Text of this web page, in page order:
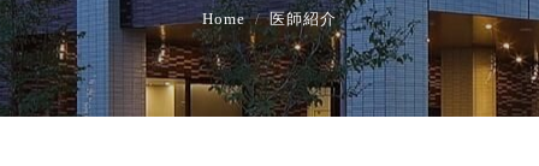
You are here:
Home 医師紹介